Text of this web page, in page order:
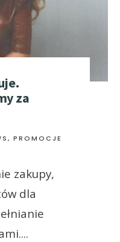
za
, PROMOCJE
zakupy,
dla
...